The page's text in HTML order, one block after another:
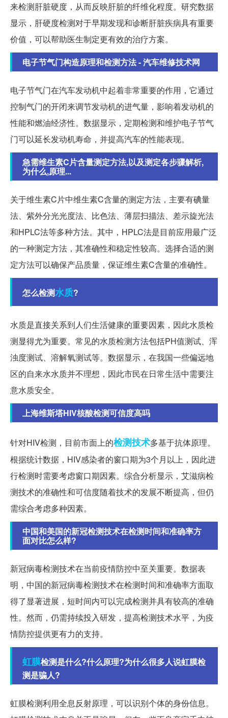
来检测肝脏硬度，从而反映肝脏的纤维化程度。研究数据
显示，肝硬度检测对于早期发现和诊断肝脏疾病具有重要
价值，可以帮助医生制定更有效的治疗方案。
电子节气门构造原理和检测方法 - 汽车维修技术网
电子节气门在汽车发动机中起着非常重要的作用，它通过
控制气门的开闭来调节发动机的进气量，影响着发动机的
性能和燃油经济性。数据显示，定期检测和维护电子节气
门可以延长发动机寿命，并提高汽车的性能表现。
急需维生素C片含量测定方法,以及测定各步骤解析,
为什么,原理...
关于维生素C片中维生素C含量的测定方法，主要有碘量
法、紫外分光光度法、比色法、薄层扫描法、差示旋光法
和HPLC法等多种方法。其中，HPLC法是目前应用最广泛
的一种测定方法，其准确性和稳定性较高。选择合适的测
定方法可以确保产品质量，保证维生素C含量的准确性。
怎么检测水质?
水质是直接关系到人们生活健康的重要因素，因此水质检
测显得尤为重要。常见的水质检测方法包括PH值测试、浑
浊度测试、溶解氧测试等。数据显示，在我国一些偏远地
区的自来水水质并不理想，因此市民在日常生活中需要注
意水质安全。
上海维斯塔HIV核酸检测可信度高吗
针对HIV检测，目前市面上的检测技术多基于抗体原理。
根据统计数据，HIV感染者的窗口期为3个月以上，因此进
行检测时需要考虑窗口期因素。综合分析显示，艾滋病检
测技术的准确性和可信度随着技术的发展不断提高，但仍
需综合考虑多种因素。
中国和美国的新冠检测技术在检测时间和准确率方
面对比怎么样?
新冠病毒检测技术在当前疫情防控中至关重要。数据表
明，中国的新冠病毒检测技术在检测时间和准确率方面取
得了显著进展，短时间内可以完成检测并具有较高的准确
性。然而，仍需持续投入研发，提高检测技术水平，为疫
情防控提供更有力的支持。
虹膜检测是什么?什么原理?为什么很多人说虹膜检
测是骗人?
虹膜检测利用全息反射原理，可以识别个体的身份信息。